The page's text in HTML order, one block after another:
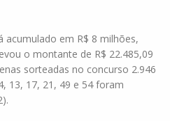
acumulado em R$ 8 milhões,
o montante de R$ 22.485,09
sorteadas no concurso 2.946
13, 17, 21, 49 e 54 foram